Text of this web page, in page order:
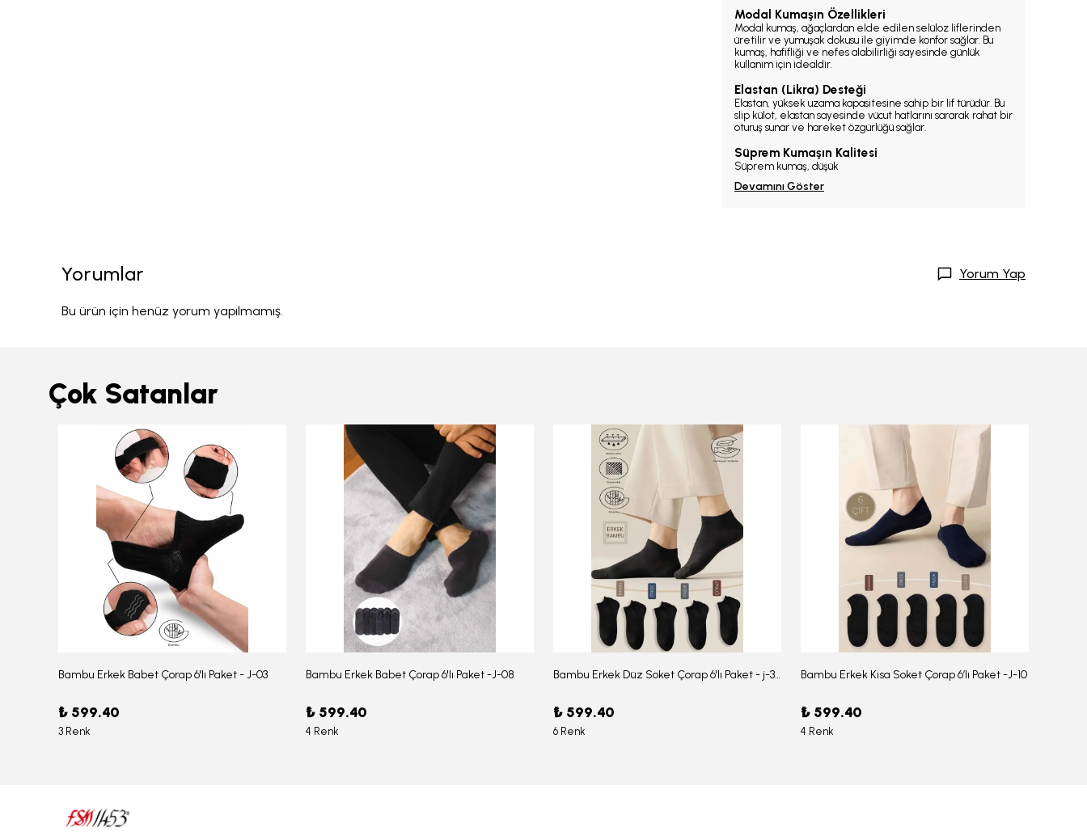
Modal Kumaşın Özellikleri
Modal kumaş, ağaçlardan elde edilen selüloz liflerinden
üretilir ve yumuşak dokusu ile giyimde konfor sağlar. Bu
kumaş, hafifliği ve nefes alabilirliği sayesinde günlük
kullanım için idealdir.
Elastan (Likra) Desteği
Elastan, yüksek uzama kapasitesine sahip bir lif türüdür. Bu
slip külot, elastan sayesinde vücut hatlarını sararak rahat bir
oturuş sunar ve hareket özgürlüğü sağlar.
Süprem Kumaşın Kalitesi
Süprem kumaş, düşük
Devamını Göster
Yorumlar Yorum Yap
Bu ürün için henüz yorum yapılmamış.
Çok Satanlar
Bambu Erkek Babet Çorap 6'lı Paket - J-03
₺ 599.40
3 Renk
Bambu Erkek Babet Çorap 6'lı Paket -J-08
₺ 599.40
4 Renk
Bambu Erkek Düz Soket Çorap 6'lı Paket - j-354
₺ 599.40
6 Renk
Bambu Erkek Kısa Soket Çorap 6’lı Paket -J-10
₺ 599.40
4 Renk